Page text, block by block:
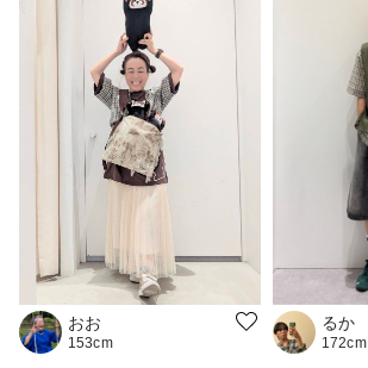
おお
153cm
るか
172cm